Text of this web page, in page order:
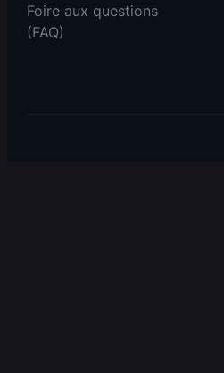
Foire aux questions
(FAQ)